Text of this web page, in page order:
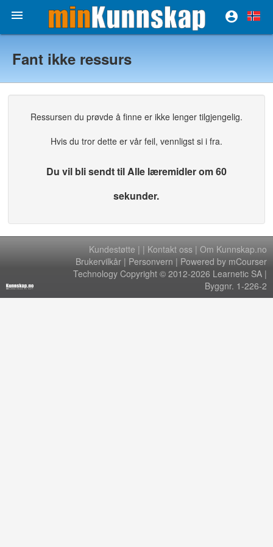


Fant ikke ressurs
Ressursen du prøvde å finne er ikke lenger tilgjengelig.
Hvis du tror dette er vår feil, vennligst si i fra.
Du vil bli sendt til Alle læremidler om 60
sekunder.
Kundestøtte | | Kontakt oss | Om Kunnskap.no
Brukervilkår | Personvern | Powered by mCourser
Technology Copyright © 2012-2026 Learnetic SA |
Byggnr. 1-226-2